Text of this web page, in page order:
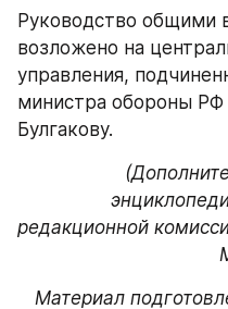
Руководство общими
возложено на
управления,
министра обороны
Булгакову.
редакционной
Материал